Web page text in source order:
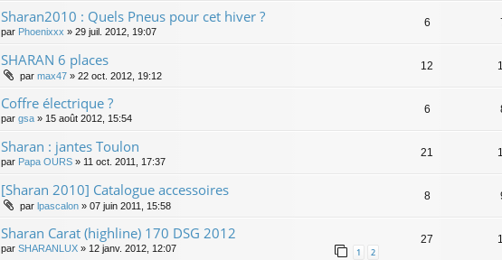
Sharan2010 : Quels Pneus pour cet hiver ?
par Phoenixxx » 29 juil. 2012, 19:07
6
SHARAN 6 places
par max47 » 22 oct. 2012, 19:12
12
Coffre électrique ?
par gsa » 15 août 2012, 15:54
6
Sharan : jantes Toulon
par Papa OURS » 11 oct. 2011, 17:37
21
[Sharan 2010] Catalogue accessoires
par lpascalon » 07 juin 2011, 15:58
8
Sharan Carat (highline) 170 DSG 2012
par SHARANLUX » 12 janv. 2012, 12:07 1 2
27